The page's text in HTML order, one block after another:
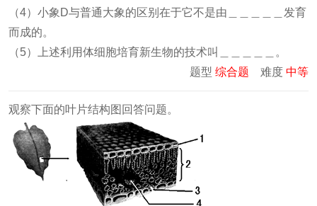
（4）小象D与普通大象的区别在于它不是由＿＿＿＿＿发育
而成的。
（5）上述利用体细胞培育新生物的技术叫＿＿＿＿＿。
题型 综合题 难度 中等
观察下面的叶片结构图回答问题。